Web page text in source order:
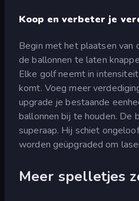
Koop en verbeter je
Begin met het plaatsen van
de ballonnen te laten
Elke golf neemt in
komt. Voeg meer
upgrade je bestaande
ballonnen bij te houden. De
superaap. Hij schiet
worden geüpgraded om
Meer spelletjes